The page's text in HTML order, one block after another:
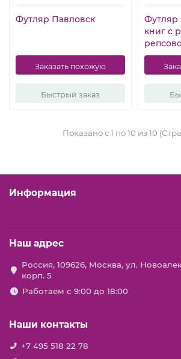
Футляр Павловск
Заказать похожую
Быстрый заказ
Футляр
книг с
Показано с 1 по 10 из 10
Информация
Наш адрес
Россия, 109626, Москва, ул.
корп. 5
Работаем с 9:00 до 18:00
Наши контакты
+7 495 518 22 78